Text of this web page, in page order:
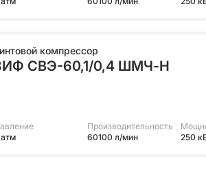
компрессор
СВЭ-60,1/0,4 ШМЧ-Н
Производительность
60100 л/мин
250